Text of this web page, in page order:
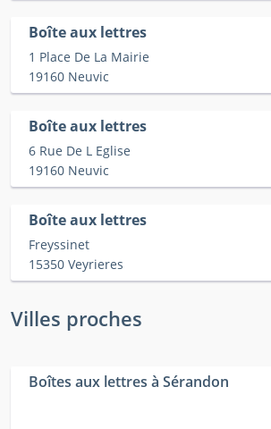
Boîte aux lettres
1 Place De La Mairie
19160 Neuvic
Boîte aux lettres
6 Rue De L Eglise
19160 Neuvic
Boîte aux lettres
Freyssinet
15350 Veyrieres
Villes proches
Boîtes aux lettres à Sérandon